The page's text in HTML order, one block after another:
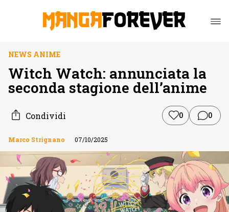
NEWS ANIME
Witch Watch: annunciata la
seconda stagione dell’anime
Condividi 0 0
Marco Strignano 07/10/2025